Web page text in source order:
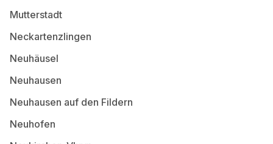
Mutterstadt
Neckartenzlingen
Neuhäusel
Neuhausen
Neuhausen auf den Fildern
Neuhofen